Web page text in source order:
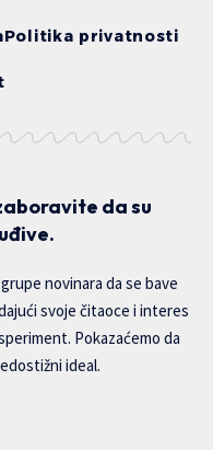
Politika privatnosti
da su
novinara da se bave
svoje čitaoce i interes
Pokazaćemo da
ideal.